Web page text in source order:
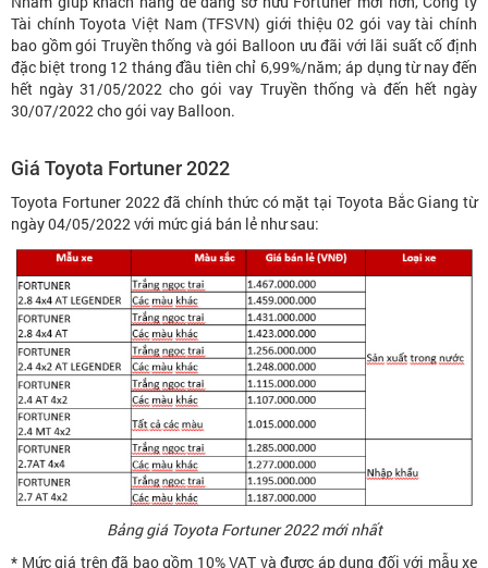
Tài chính Toyota Việt Nam (TFSVN) giới thiệu 02 gói vay tài chính
bao gồm gói Truyền thống và gói Balloon ưu đãi với lãi suất cố định
đặc biệt trong 12 tháng đầu tiên chỉ 6,99%/năm; áp dụng từ nay đến
hết ngày 31/05/2022 cho gói vay Truyền thống và đến hết ngày
30/07/2022 cho gói vay Balloon.
Giá Toyota Fortuner 2022
Toyota Fortuner 2022 đã chính thức có mặt tại Toyota Bắc Giang từ
ngày 04/05/2022 với mức giá bán lẻ như sau:
Bảng giá Toyota Fortuner 2022 mới nhất
* Mức giá trên đã bao gồm 10% VAT và được áp dụng đối với mẫu xe